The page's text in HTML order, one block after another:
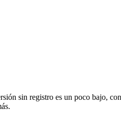
sin registro es un poco bajo,